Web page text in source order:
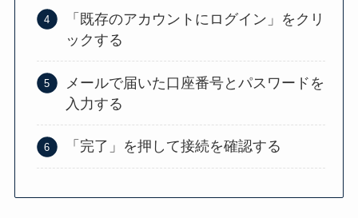
「既存のアカウントにログイン」をクリ
ックする
メールで届いた口座番号とパスワードを
入力する
「完了」を押して接続を確認する